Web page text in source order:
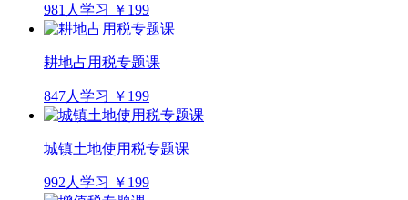
981人学习 ￥199
耕地占用税专题课
847人学习 ￥199
城镇土地使用税专题课
992人学习 ￥199